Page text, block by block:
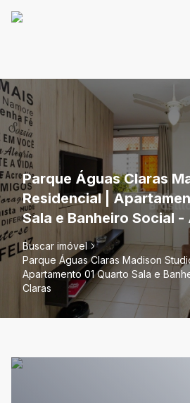
Parque Águas Claras
Residencial |
Sala e Banheiro Social
Buscar imóvel
Parque Águas Claras Madison
Apartamento 01 Quarto Sala e
Claras